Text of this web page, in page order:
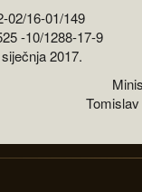
02/16-01/149
-10/1288-17-9
2017.